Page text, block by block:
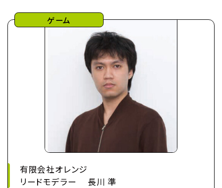
ゲーム
有限会社オレンジ
リードモデラー 長川 準